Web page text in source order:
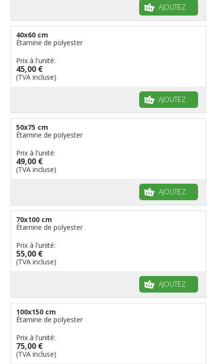
AJOUTEZ
40x60 cm
Étamine de polyester
Prix à l'unité:
45,00 €
(TVA incluse)
AJOUTEZ
50x75 cm
Étamine de polyester
Prix à l'unité:
49,00 €
(TVA incluse)
AJOUTEZ
70x100 cm
Étamine de polyester
Prix à l'unité:
55,00 €
(TVA incluse)
AJOUTEZ
100x150 cm
Étamine de polyester
Prix à l'unité:
75,00 €
(TVA incluse)